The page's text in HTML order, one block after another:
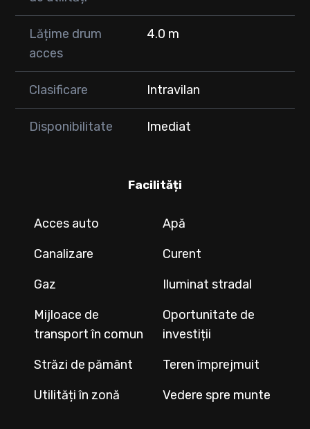
Lățime drum
acces
4.0 m
Clasificare Intravilan
Disponibilitate Imediat
Facilități
Acces auto
Apă
Canalizare
Curent
Gaz
Iluminat stradal
Mijloace de
transport în comun
Oportunitate de
investiții
Străzi de pământ
Teren împrejmuit
Utilități în zonă
Vedere spre munte